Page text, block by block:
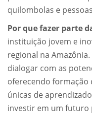
quilombolas e
Por que fazer parte
instituição jovem e
regional na
dialogar com as
oferecendo
únicas de
investir em um futuro